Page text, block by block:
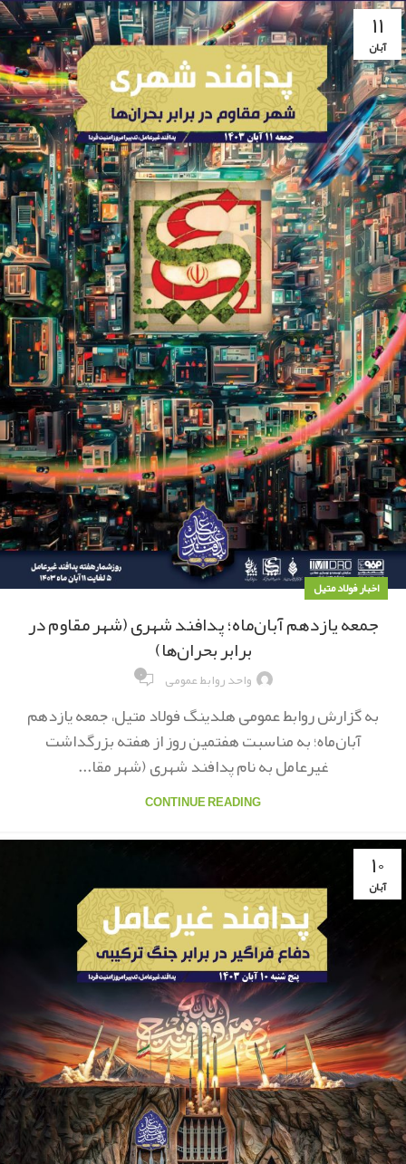
۱۱
آبان
اخبار فولاد متیل
جمعه یازدهم آبان‌ماه؛ پدافند شهری (شهر مقاوم در
برابر بحران‌ها)
واحد روابط عمومی ۰
به گزارش روابط عمومی هلدینگ فولاد متیل، جمعه یازدهم
آبان‌ماه؛ به مناسبت هفتمین روز از هفته بزرگداشت
غیرعامل به نام پدافند شهری (شهر مقا...
CONTINUE READING
۱۰
آبان